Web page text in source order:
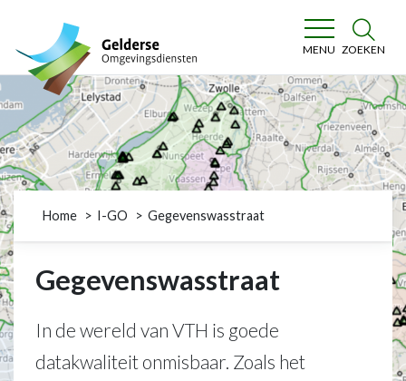
Gelderse Omgevingsdiensten
MENU ZOEKEN
Home I-GO Gegevenswasstraat
Gegevenswasstraat
In de wereld van VTH is goede
datakwaliteit onmisbaar. Zoals het